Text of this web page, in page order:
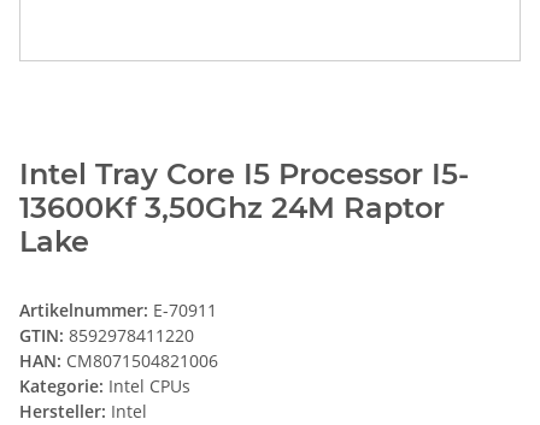
Intel Tray Core I5 Processor I5-
13600Kf 3,50Ghz 24M Raptor
Lake
Artikelnummer: E-70911
GTIN: 8592978411220
HAN: CM8071504821006
Kategorie: Intel CPUs
Hersteller: Intel